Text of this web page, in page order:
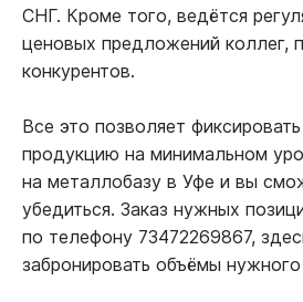
СНГ. Кроме того, ведётся
ценовых предложений коллег,
конкурентов.
Все это позволяет
продукцию на минимальном
на металлобазу в Уфе и вы
убедиться. Заказ нужных
по телефону 73472269867,
забронировать объёмы